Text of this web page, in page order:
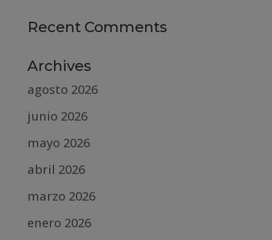
Recent Comments
Archives
agosto 2026
junio 2026
mayo 2026
abril 2026
marzo 2026
enero 2026